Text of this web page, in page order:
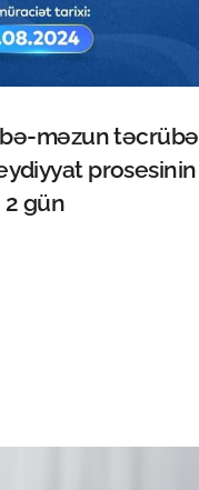
məzun təcrübə
prosesinin
gün